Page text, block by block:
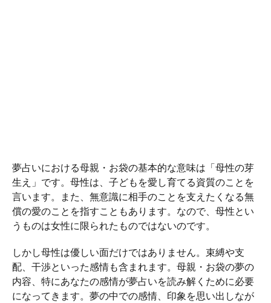
夢占いにおける母親・お袋の基本的な意味は「母性の芽
生え」です。母性は、子どもを愛し育てる資質のことを
言います。また、無意識に相手のことを支えたくなる無
償の愛のことを指すこともあります。なので、母性とい
うものは女性に限られたものではないのです。
しかし母性は優しい面だけではありません。束縛や支
配、干渉といった感情も含まれます。母親・お袋の夢の
内容、特にあなたの感情が夢占いを読み解くために必要
になってきます。夢の中での感情、印象を思い出しなが